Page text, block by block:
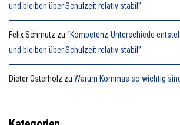
und bleiben über Schulzeit relativ stabil”
Felix Schmutz zu “Kompetenz-Unterschiede
und bleiben über Schulzeit relativ stabil”
Dieter Osterholz zu Warum Kommas so wichtig sind